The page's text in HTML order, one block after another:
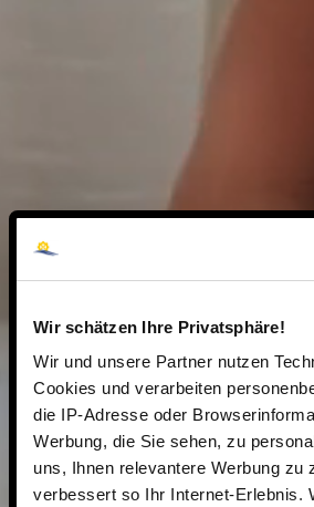
Wir schätzen Ihre Privatsphäre!
Wir und unsere Partner nutzen
Cookies und verarbeiten
die IP-Adresse oder
Werbung, die Sie sehen, zu
uns, Ihnen relevantere Werbung zu
verbessert so Ihr Internet-Erlebnis.